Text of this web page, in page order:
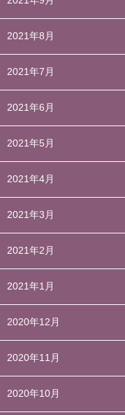
2021年8月
2021年7月
2021年6月
2021年5月
2021年4月
2021年3月
2021年2月
2021年1月
2020年12月
2020年11月
2020年10月